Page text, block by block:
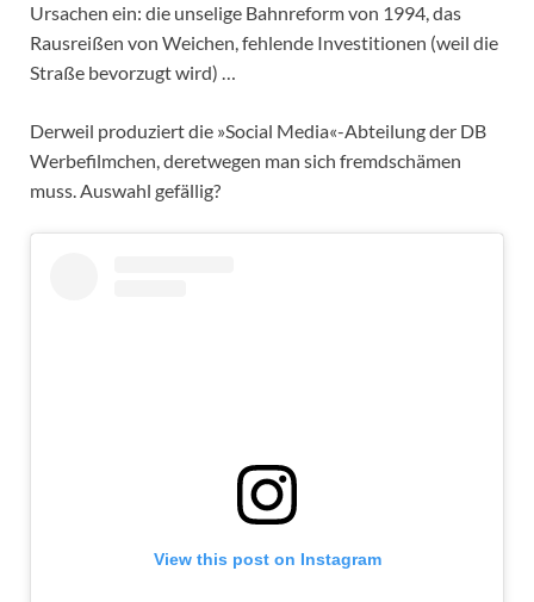
Ursachen ein: die unselige Bahnreform von 1994, das
Rausreißen von Weichen, fehlende Investitionen (weil die
Straße bevorzugt wird) …
Derweil produziert die »Social Media«-Abteilung der DB
Werbefilmchen, deretwegen man sich fremdschämen
muss. Auswahl gefällig?
View this post on Instagram